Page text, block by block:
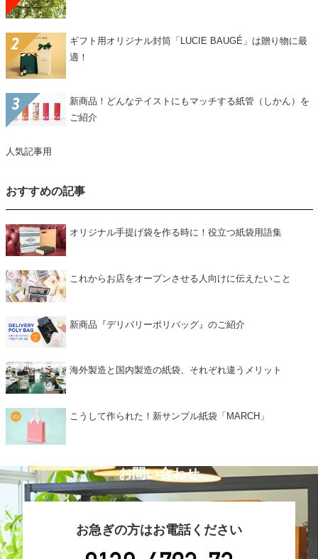
ギフト用オリジナル封筒「LUCIE BAUGÉ」は贈り物に最
適！
新商品！どんなテイストにもマッチする紙管（しかん）を
ご紹介
人気記事用
おすすめの記事
オリジナル手提げ袋を作る時に！役立つ紙袋用語集
これからお店をオープンさせる人向けに伝えたいこと
新商品『デリバリーポリバッグ』のご紹介
海外製造と国内製造の紙袋、それぞれ違うメリット
こうして作られた！新サンプル紙袋「MARCH」
お問い合わせ
お急ぎの方はお電話ください